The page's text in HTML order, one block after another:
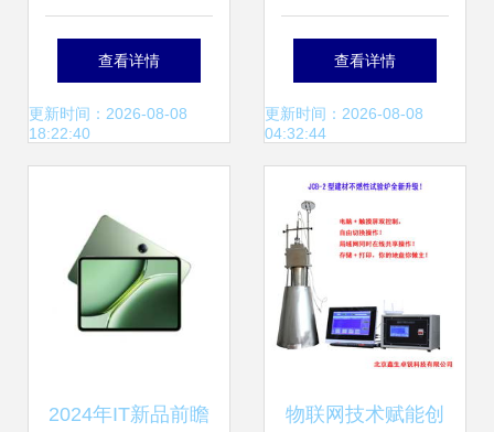
电脑系统迈向独
立，美国科技巨头
查看详情
更新时间：2026-08-08
18:22:40
数控系统，驱动智
能制造新纪元
查看详情
更新时间：2026-08-08
04:32:44
2024年IT新品前瞻 物联网技术赋能创